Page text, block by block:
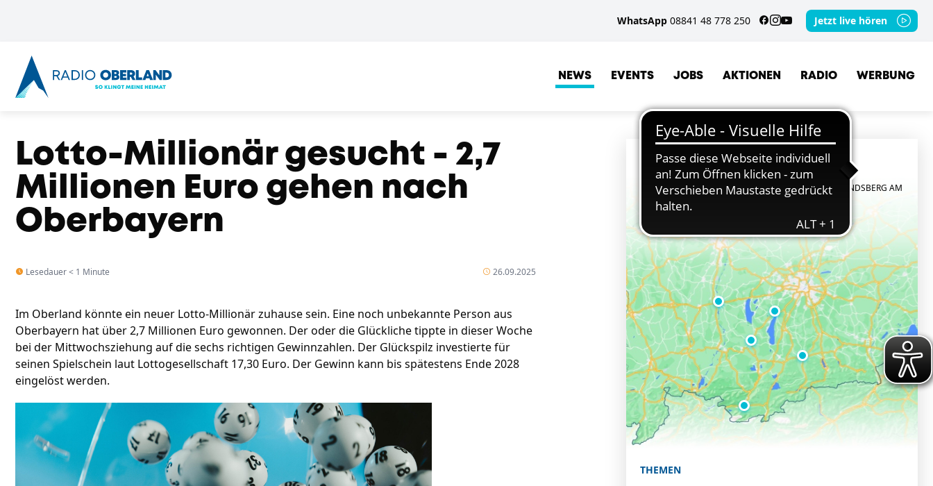
WhatsApp 08841 48 778 250 Jetzt live hören
NEWS EVENTS JOBS AKTIONEN RADIO WERBUNG
Lotto-Millionär gesucht - 2,7
Millionen Euro gehen nach
Oberbayern
Lesedauer < 1 Minute 26.09.2025
Im Oberland könnte ein neuer Lotto-Millionär zuhause sein. Eine noch unbekannte Person aus
Oberbayern hat über 2,7 Millionen Euro gewonnen. Der oder die Glückliche tippte in dieser Woche
bei der Mittwochsziehung auf die sechs richtigen Gewinnzahlen. Der Glückspilz investierte für
seinen Spielschein laut Lottogesellschaft 17,30 Euro. Der Gewinn kann bis spätestens Ende 2028
eingelöst werden.
ORTE
STARNBERG WEILHEIM I. OB BAD TÖLZ
LANDSBERG AM
LECH
GARMISCH-PARTENKIRCHEN
THEMEN